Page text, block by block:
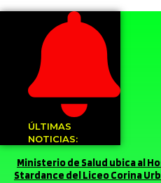
ÚLTIMAS
NOTICIAS:
Ministerio de Salud ubica al
Stardance del Liceo Corina